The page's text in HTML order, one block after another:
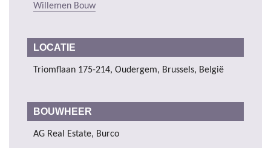
Willemen Bouw
LOCATIE
Triomflaan 175-214, Oudergem, Brussels, België
BOUWHEER
AG Real Estate, Burco